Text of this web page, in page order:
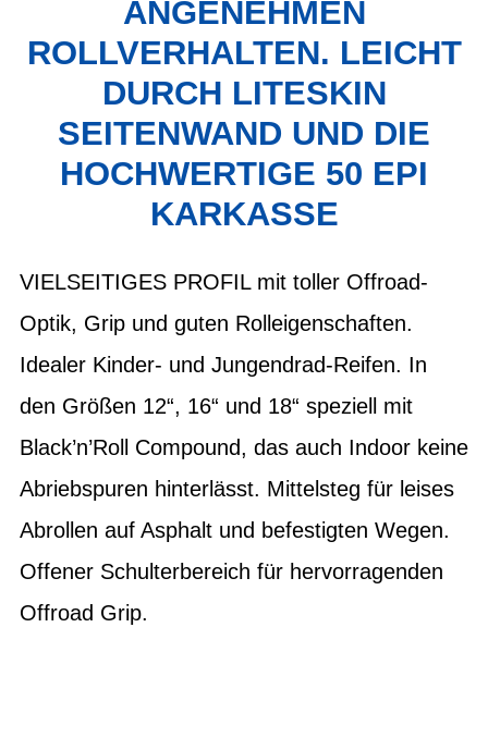
ANGENEHMEN
ROLLVERHALTEN. LEICHT
DURCH LITESKIN
SEITENWAND UND DIE
HOCHWERTIGE 50 EPI
KARKASSE
VIELSEITIGES PROFIL mit toller Offroad-
Optik, Grip und guten Rolleigenschaften.
Idealer Kinder- und Jungendrad-Reifen. In
den Größen 12“, 16“ und 18“ speziell mit
Black’n’Roll Compound, das auch Indoor keine
Abriebspuren hinterlässt. Mittelsteg für leises
Abrollen auf Asphalt und befestigten Wegen.
Offener Schulterbereich für hervorragenden
Offroad Grip.